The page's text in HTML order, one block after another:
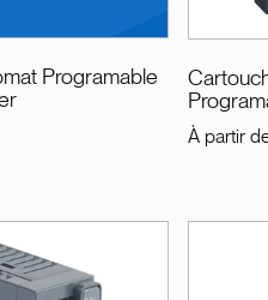
Programable
À partir